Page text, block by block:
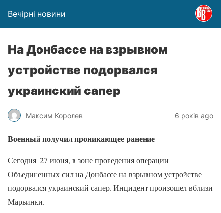
Вечірні новини
На Донбассе на взрывном
устройстве подорвался
украинский сапер
Максим Королев 6 років ago
Военный получил проникающее ранение
Сегодня, 27 июня, в зоне проведения операции
Объединенных сил на Донбассе на взрывном устройстве
подорвался украинский сапер. Инцидент произошел вблизи
Марьинки.